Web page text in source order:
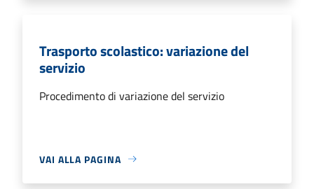
Trasporto scolastico: variazione del
servizio
Procedimento di variazione del servizio
VAI ALLA PAGINA